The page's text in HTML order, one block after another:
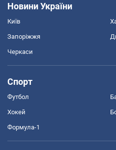
Новини України
Київ
Запоріжжя
Черкаси
Спорт
Футбол
Хокей
Формула-1